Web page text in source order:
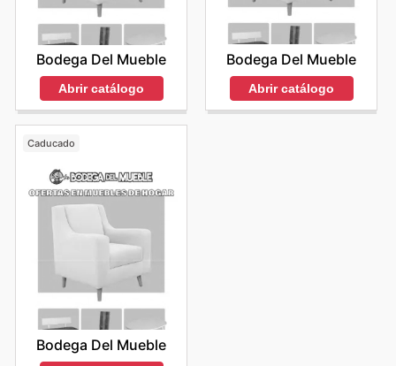
Bodega Del Mueble
Abrir catálogo
Bodega Del Mueble
Abrir catálogo
Caducado
Bodega Del Mueble